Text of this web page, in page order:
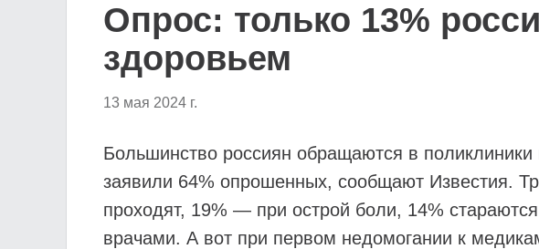
Опрос: только 13%
здоровьем
13 мая 2024 г.
Большинство россиян обращаются в
заявили 64% опрошенных, сообщают Известия.
проходят, 19% — при острой боли, 14%
врачами. А вот при первом недомогании к